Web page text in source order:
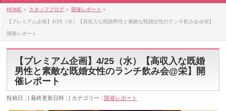
HOME » スタッフブログ » 開催レポート »
【プレミアム企画】4/25（水）【高収入な既婚男性と素敵な既婚女性のランチ飲み会@栄】
開催レポート
【プレミアム企画】4/25（水）【高収入な既婚
男性と素敵な既婚女性のランチ飲み会@栄】開
催レポート
投稿日 : 最終更新日時 : カテゴリー : 開催レポート